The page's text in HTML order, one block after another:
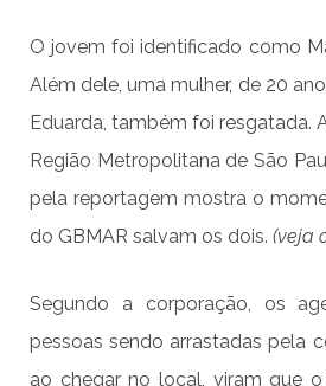
O jovem foi identificado como
Além dele, uma mulher, de 20
Eduarda, também foi resgatada.
Região Metropolitana de São
pela reportagem mostra o
do GBMAR salvam os dois. (veja
Segundo a corporação, os
pessoas sendo arrastadas pela
ao chegar no local, viram que